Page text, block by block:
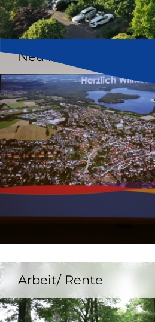
Neu in Haltern am See
Arbeit/ Rente